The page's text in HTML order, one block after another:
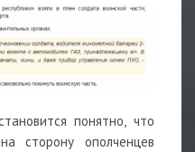
понятно, что
сторону ополченцев